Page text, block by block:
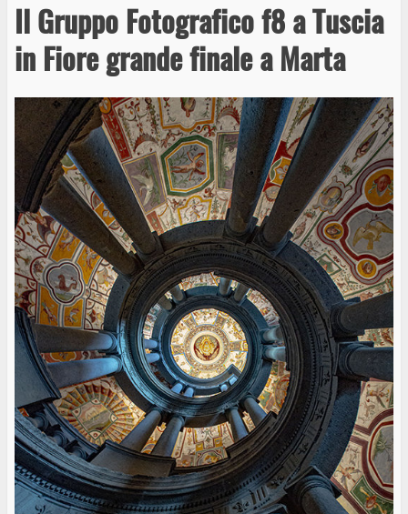
Il Gruppo Fotografico f8 a Tuscia
in Fiore grande finale a Marta